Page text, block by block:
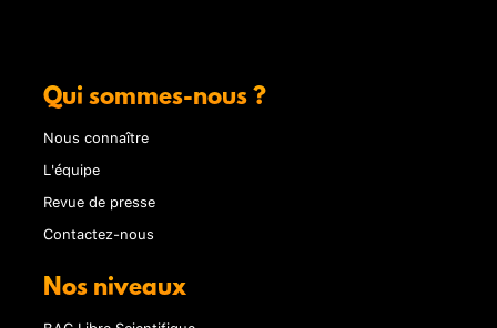
Qui sommes-nous ?
Nous connaître
L'équipe
Revue de presse
Contactez-nous
Nos niveaux